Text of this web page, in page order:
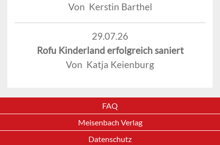
Von Kerstin Barthel
29.07.26
Rofu Kinderland erfolgreich saniert
Von Katja Keienburg
FAQ
Meisenbach Verlag
Datenschutz